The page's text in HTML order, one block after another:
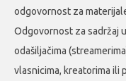
odgovornost za
Odgovornost za sadržaj
odašiljačima
vlasnicima, kreatorima ili